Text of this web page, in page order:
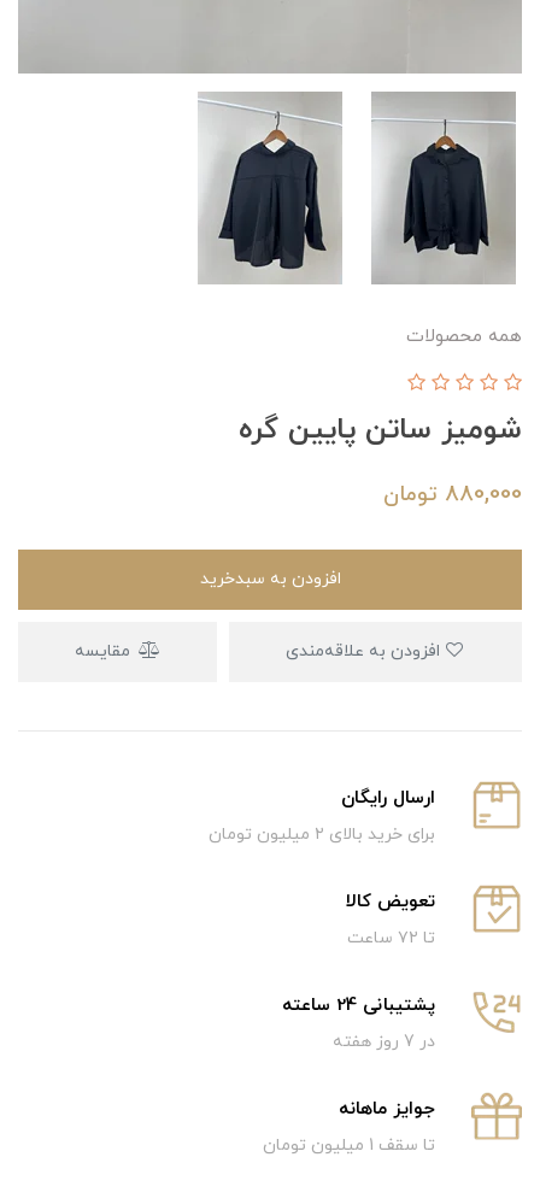
همه محصولات
شومیز ساتن پایین گره
880,000 تومان
افزودن به سبدخرید
مقایسه
ارسال رایگان
برای خرید بالای ۲ میلیون تومان
تعویض کالا
تا ۷۲ ساعت
پشتیبانی 24 ساعته
در 7 روز هفته
جوایز ماهانه
تا سقف 1 میلیون تومان